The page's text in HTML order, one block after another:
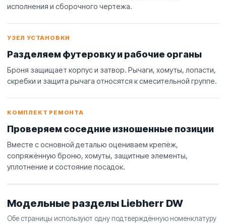
исполнения и сборочного чертежа.
УЗЕЛ УСТАНОВКИ
Разделяем футеровку и рабочие органы
Броня защищает корпус и затвор. Рычаги, хомуты, лопасти,
скребки и защита рычага относятся к смесительной группе.
КОМПЛЕКТ РЕМОНТА
Проверяем соседние изношенные позиции
Вместе с основной деталью оцениваем крепёж,
сопряжённую броню, хомуты, защитные элементы,
уплотнение и состояние посадок.
Модельные разделы Liebherr DW
Обе страницы используют одну подтверждённую номенклатуру